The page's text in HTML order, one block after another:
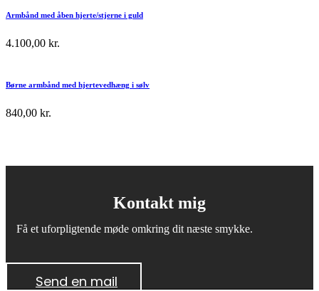
Armbånd med åben hjerte/stjerne i guld
4.100,00 kr.
Børne armbånd med hjertevedhæng i sølv
840,00 kr.
Kontakt mig
Få et uforpligtende møde omkring dit næste smykke.
Send en mail